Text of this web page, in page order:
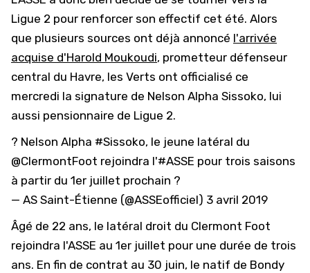
Ligue 2 pour renforcer son effectif cet été. Alors
que plusieurs sources ont déjà annoncé l'arrivée
acquise d'Harold Moukoudi, prometteur défenseur
central du Havre, les Verts ont officialisé ce
mercredi la signature de Nelson Alpha Sissoko, lui
aussi pensionnaire de Ligue 2.
? Nelson Alpha #Sissoko, le jeune latéral du
@ClermontFoot rejoindra l'#ASSE pour trois saisons
à partir du 1er juillet prochain ?
— AS Saint-Étienne (@ASSEofficiel) 3 avril 2019
Âgé de 22 ans, le latéral droit du Clermont Foot
rejoindra l'ASSE au 1er juillet pour une durée de trois
ans. En fin de contrat au 30 juin, le natif de Bondy